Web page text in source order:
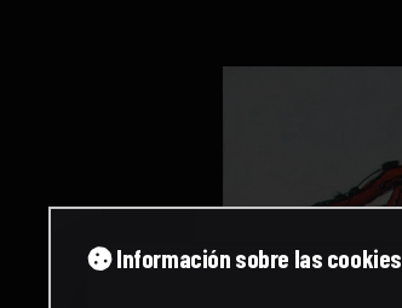
Información sobre las cookies